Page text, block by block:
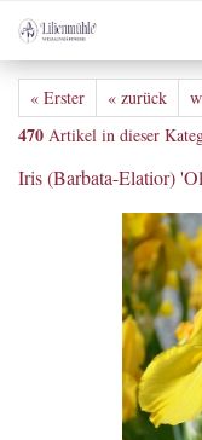
« Erster « zurück
470 Artikel in dieser
Iris (Barbata-Elatior)